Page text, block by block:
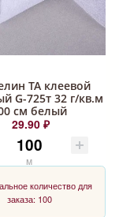
ТА клеевой
G-725т 32 г/кв.м
см белый
29.90 ₽
м
количество для
заказа: 100